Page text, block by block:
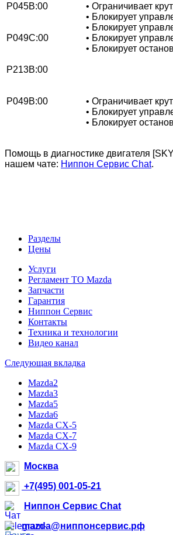
P045B:00
• Ограничивает
• Блокирует
• Блокирует
• Блокирует
• Блокирует
P049C:00
P213B:00
P049B:00
• Ограничивает
• Блокирует
• Блокирует
Помощь в диагностике двигателя
нашем чате: Ниппон Сервис Chat.
Разделы
Цены
Услуги
Регламент ТО Mazda
Запчасти
Гарантия
Ниппон Сервис
Контакты
Техника и технологии
Видео канал
Следующая вкладка
Mazda2
Mazda3
Mazda5
Mazda6
Mazda CX-5
Mazda CX-7
Mazda CX-9
Москва
+7(495) 001-05-21
Ниппон Сервис Chat
mazda@ниппонсервис.рф